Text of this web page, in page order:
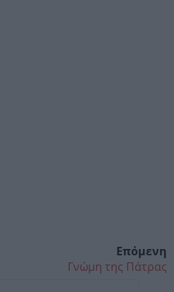
Επόμενη
Γνώμη της Πάτρας